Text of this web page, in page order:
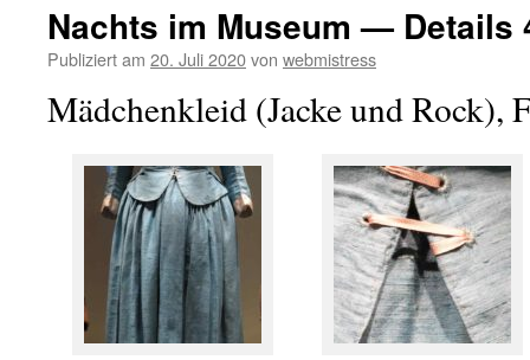
Nachts im Museum — Details
Publiziert am 20. Juli 2020von webmistress
Mädchenkleid (Jacke und Rock),